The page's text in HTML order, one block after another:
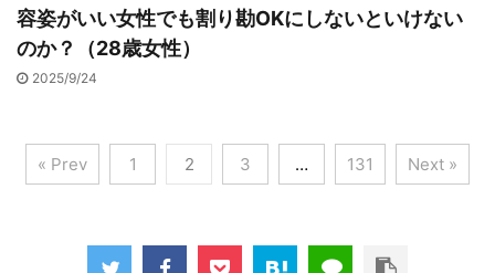
容姿がいい女性でも割り勘OKにしないといけない
のか？（28歳女性）
2025/9/24
« Prev 1 2 3 … 131 Next »